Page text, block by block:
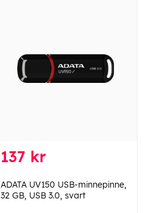
137 kr
ADATA UV150 USB-minnepinne,
32 GB, USB 3.0, svart